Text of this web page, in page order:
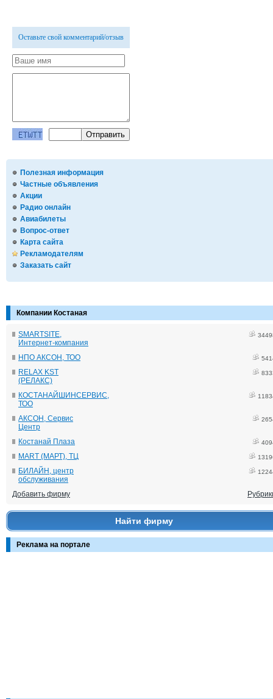
Полезная информация
Частные объявления
Акции
Радио онлайн
Авиабилеты
Вопрос-ответ
Карта сайта
Рекламодателям
Заказать сайт
Компании Костаная
SMARTSITE,
Интернет-компания
НПО АКСОН, ТОО
RELAX KST
(РЕЛАКС)
КОСТАНАЙШИНСЕРВИС,
ТОО
АКСОН, Сервис
Центр
Костанай Плаза
MART (МАРТ), ТЦ
БИЛАЙН, центр
обслуживания
Добавить фирму
Найти фирму
Реклама на портале
Оставьте свой комментарий/отзыв